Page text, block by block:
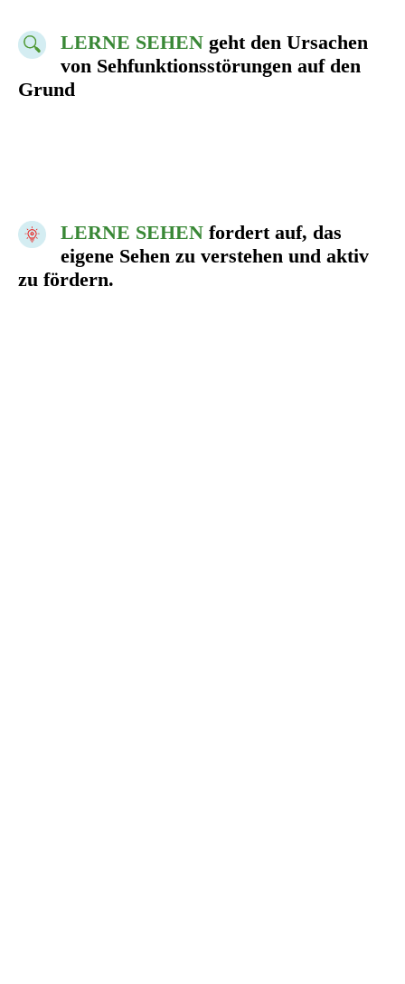
LERNE SEHEN geht den Ursachen
von Sehfunktionsstörungen auf den
Grund
LERNE SEHENfordert auf, das
eigene Sehen zu verstehen und aktiv
zu fördern.